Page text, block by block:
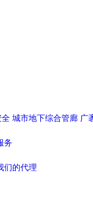
城市地下综合管廊 广
务
们的代理